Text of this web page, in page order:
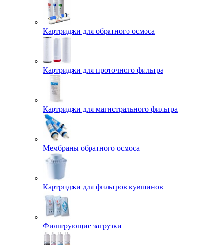
Картриджи для обратного осмоса
Картриджи для проточного фильтра
Картриджи для магистрального фильтра
Мембраны обратного осмоса
Картриджи для фильтров кувшинов
Фильтрующие загрузки